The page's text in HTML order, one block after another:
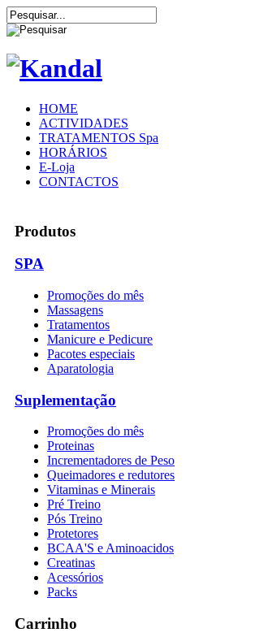
HOME
ACTIVIDADES
TRATAMENTOS Spa
HORÁRIOS
E-Loja
CONTACTOS
Produtos
SPA
Promoções do mês
Massagens
Tratamentos
Manicure e Pedicure
Pacotes especiais
Aparatologia
Suplementação
Promoções do mês
Proteinas
Incrementadores de Peso
Queimadores e redutores
Vitaminas e Minerais
Pré Treino
Pós Treino
Protetores
BCAA'S e Aminoacidos
Creatinas
Acessórios
Packs
Carrinho